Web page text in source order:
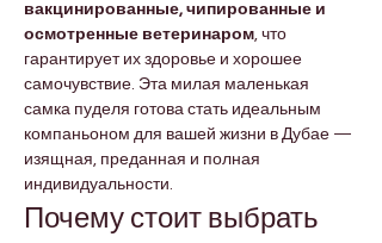
вакцинированные, чипированные и
осмотренные ветеринаром, что
гарантирует их здоровье и хорошее
самочувствие. Эта милая маленькая
самка пуделя готова стать идеальным
компаньоном для вашей жизни в Дубае —
изящная, преданная и полная
индивидуальности.
Почему стоит выбрать